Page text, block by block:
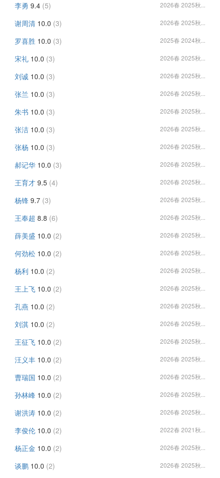
李勇 9.4 (5) 2026春 2025秋...
谢周清 10.0 (3) 2026春 2025秋...
罗喜胜 10.0 (3) 2025春 2024秋...
宋礼 10.0 (3) 2026春 2025秋...
刘诚 10.0 (3) 2026春 2025秋...
张兰 10.0 (3) 2026春 2025秋...
朱书 10.0 (3) 2026春 2025秋...
张洁 10.0 (3) 2026春 2025秋...
张杨 10.0 (3) 2026春 2025秋...
郝记华 10.0 (3) 2026春 2025秋...
王育才 9.5 (4) 2026春 2025秋...
杨锋 9.7 (3) 2026春 2025秋...
王奉超 8.8 (6) 2026春 2025秋...
薛美盛 10.0 (2) 2026春 2025秋...
何劲松 10.0 (2) 2026春 2025秋...
杨利 10.0 (2) 2026春 2025秋...
王上飞 10.0 (2) 2026春 2025秋...
孔燕 10.0 (2) 2026春 2025秋...
刘淇 10.0 (2) 2026春 2025秋...
王征飞 10.0 (2) 2026春 2025秋...
汪义丰 10.0 (2) 2026春 2025秋...
曹瑞国 10.0 (2) 2026春 2025秋...
孙林峰 10.0 (2) 2026春 2025秋...
谢洪涛 10.0 (2) 2026春 2025秋...
李俊伦 10.0 (2) 2022春 2021秋...
杨正金 10.0 (2) 2026春 2025秋...
谈鹏 10.0 (2) 2026春 2025秋...